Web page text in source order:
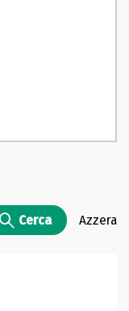
Cerca Azzera